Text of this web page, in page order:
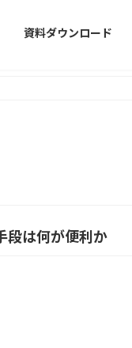
資料ダウンロード
段は何が便利か